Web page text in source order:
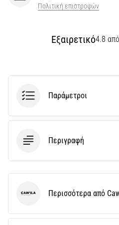
αντικραδασμική
όλων
άρθρων
Πολιτική επιστροφών
Εξαιρετικό4.8
Παράμετροι
Περιγραφή
Cawila Περισσότερα από